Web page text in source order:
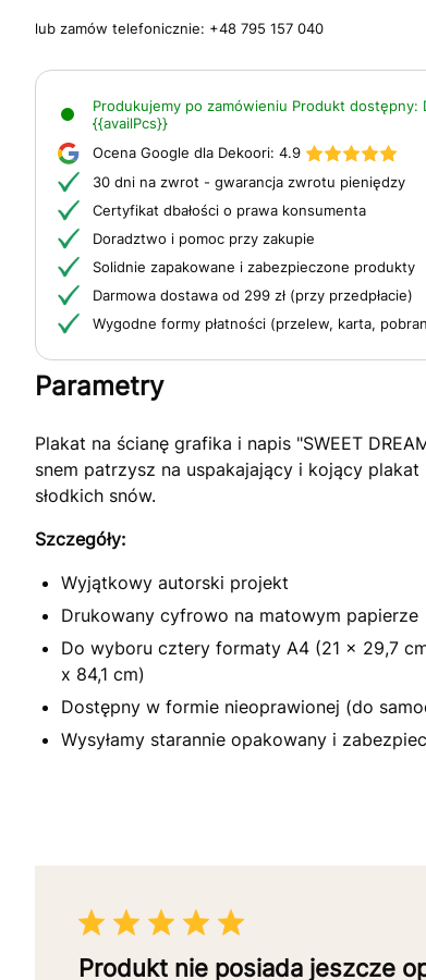
lub zamów telefonicznie: +48 795 157 040
Produkujemy po zamówieniu Produkt dostępny:
{{availPcs}}
Ocena Google dla Dekoori: 4.9
30 dni na zwrot - gwarancja zwrotu pieniędzy
Certyfikat dbałości o prawa konsumenta
Doradztwo i pomoc przy zakupie
Solidnie zapakowane i zabezpieczone produkty
Darmowa dostawa od 299 zł (przy przedpłacie)
Wygodne formy płatności (przelew, karta,
Parametry
Plakat na ścianę grafika i napis "SWEET
snem patrzysz na uspakajający i kojący
słodkich snów.
Szczegóły:
Wyjątkowy autorski projekt
Drukowany cyfrowo na matowym papierze
Do wyboru cztery formaty A4 (21 x 29,7
x 84,1 cm)
Dostępny w formie nieoprawionej (do
Wysyłamy starannie opakowany i
Produkt nie posiada jeszcze